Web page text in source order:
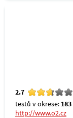
2.7
testů v okrese: 183
http://www.o2.cz